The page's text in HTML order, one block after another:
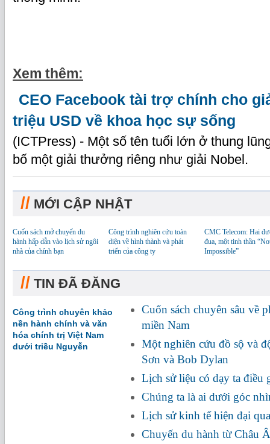
Xem thêm:
CEO Facebook tài trợ chính cho
triệu USD về khoa học sự sống
(ICTPress) - Một số tên tuổi lớn ở thung
bố một giải thưởng riêng như giải Nobel.
// MỚI CẬP NHẬT
Cuốn sách mở chuyến du
hành hấp dẫn vào lịch sử ngôi
nhà của chính bạn
Công trình nghiên cứu toàn
diện về hình thành và phát
triển của công ty
CMC Telecom: Hai
đua, một tinh thần
Impossible”
// TIN ĐÃ ĐĂNG
Công trình chuyên khảo
nền hành chính và văn
hóa chính trị Việt Nam
dưới triều Nguyễn
Cuốn sách chuyên sâu về
miền Nam
Một nghiên cứu đồ sộ và
Sơn và Bob Dylan
Lịch sử liệu có dạy ta điều
Chúng ta là ai dưới góc
Lịch sử kinh tế hiện đại
Chuyến du hành từ Châu